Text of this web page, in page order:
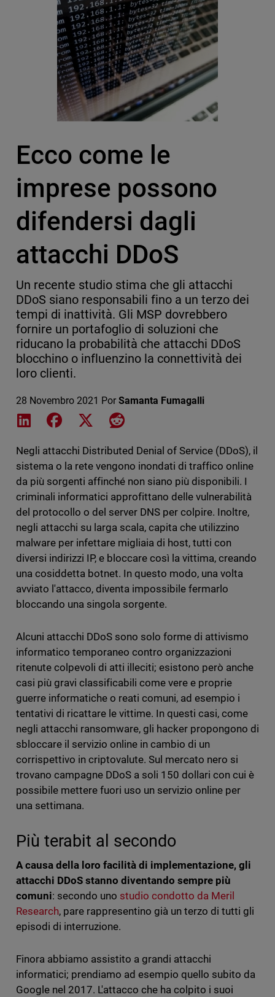
Ecco come le
imprese possono
difendersi dagli
attacchi DDoS
Un recente studio stima che gli attacchi
DDoS siano responsabili fino a un terzo dei
tempi di inattività. Gli MSP dovrebbero
fornire un portafoglio di soluzioni che
riducano la probabilità che attacchi DDoS
blocchino o influenzino la connettività dei
loro clienti.
28 Novembro 2021 Por Samanta Fumagalli
Share on LinkedIn
Share on Facebook
Share on XShare on Reddit
Negli attacchi Distributed Denial of Service (DDoS), il
sistema o la rete vengono inondati di traffico online
da più sorgenti affinché non siano più disponibili. I
criminali informatici approfittano delle vulnerabilità
del protocollo o del server DNS per colpire. Inoltre,
negli attacchi su larga scala, capita che utilizzino
malware per infettare migliaia di host, tutti con
diversi indirizzi IP, e bloccare così la vittima, creando
una cosiddetta botnet. In questo modo, una volta
avviato l'attacco, diventa impossibile fermarlo
bloccando una singola sorgente.
Alcuni attacchi DDoS sono solo forme di attivismo
informatico temporaneo contro organizzazioni
ritenute colpevoli di atti illeciti; esistono però anche
casi più gravi classificabili come vere e proprie
guerre informatiche o reati comuni, ad esempio i
tentativi di ricattare le vittime. In questi casi, come
negli attacchi ransomware, gli hacker propongono di
sbloccare il servizio online in cambio di un
corrispettivo in criptovalute. Sul mercato nero si
trovano campagne DDoS a soli 150 dollari con cui è
possibile mettere fuori uso un servizio online per
una settimana.
Più terabit al secondo
A causa della loro facilità di implementazione, gli
attacchi DDoS stanno diventando sempre più
comuni: secondo uno studio condotto da Meril
Research, pare rappresentino già un terzo di tutti gli
episodi di interruzione.
Finora abbiamo assistito a grandi attacchi
informatici; prendiamo ad esempio quello subito da
Google nel 2017. L'attacco che ha colpito i suoi